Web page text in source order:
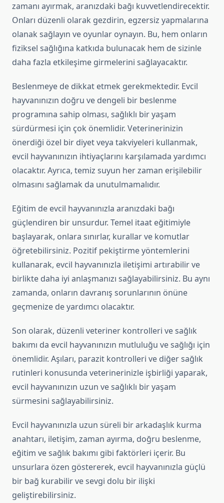
zamanı ayırmak, aranızdaki bağı kuvvetlendirecektir.
Onları düzenli olarak gezdirin, egzersiz yapmalarına
olanak sağlayın ve oyunlar oynayın. Bu, hem onların
fiziksel sağlığına katkıda bulunacak hem de sizinle
daha fazla etkileşime girmelerini sağlayacaktır.
Beslenmeye de dikkat etmek gerekmektedir. Evcil
hayvanınızın doğru ve dengeli bir beslenme
programına sahip olması, sağlıklı bir yaşam
sürdürmesi için çok önemlidir. Veterinerinizin
önerdiği özel bir diyet veya takviyeleri kullanmak,
evcil hayvanınızın ihtiyaçlarını karşılamada yardımcı
olacaktır. Ayrıca, temiz suyun her zaman erişilebilir
olmasını sağlamak da unutulmamalıdır.
Eğitim de evcil hayvanınızla aranızdaki bağı
güçlendiren bir unsurdur. Temel itaat eğitimiyle
başlayarak, onlara sınırlar, kurallar ve komutlar
öğretebilirsiniz. Pozitif pekiştirme yöntemlerini
kullanarak, evcil hayvanınızla iletişimi artırabilir ve
birlikte daha iyi anlaşmanızı sağlayabilirsiniz. Bu aynı
zamanda, onların davranış sorunlarının önüne
geçmenize de yardımcı olacaktır.
Son olarak, düzenli veteriner kontrolleri ve sağlık
bakımı da evcil hayvanınızın mutluluğu ve sağlığı için
önemlidir. Aşıları, parazit kontrolleri ve diğer sağlık
rutinleri konusunda veterinerinizle işbirliği yaparak,
evcil hayvanınızın uzun ve sağlıklı bir yaşam
sürmesini sağlayabilirsiniz.
Evcil hayvanınızla uzun süreli bir arkadaşlık kurma
anahtarı, iletişim, zaman ayırma, doğru beslenme,
eğitim ve sağlık bakımı gibi faktörleri içerir. Bu
unsurlara özen göstererek, evcil hayvanınızla güçlü
bir bağ kurabilir ve sevgi dolu bir ilişki
geliştirebilirsiniz.